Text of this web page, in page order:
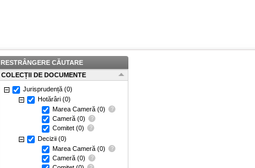
RESTRÂNGERE CĂUTARE
COLECȚII DE DOCUMENTE
Jurisprudență (0)
Hotărâri (0)
Marea Cameră (0)
Cameră (0)
Comitet (0)
Decizii (0)
Marea Cameră (0)
Cameră (0)